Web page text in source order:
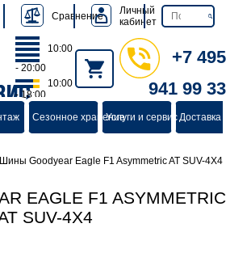
Сравнение
Личный
кабинет
10:00
- 20:00
10:00
- 18:00
+7 495
941 99 33
Сезонное хранениеУслуги и сервисДоставка
Шины Goodyear Eagle F1 Asymmetric AT SUV-4X4
EAGLE F1 ASYMMETRIC
SUV-4X4